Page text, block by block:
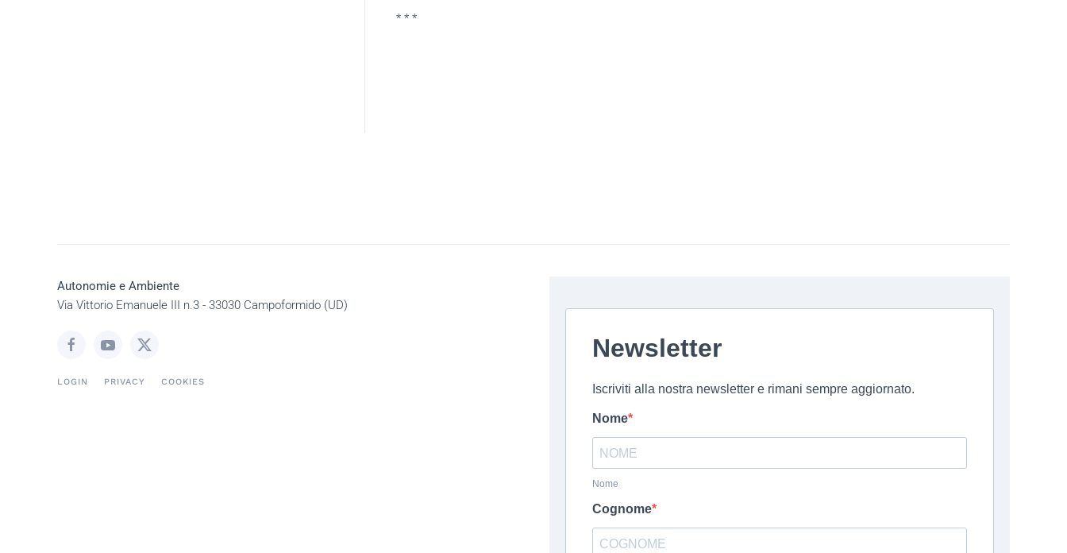
* * *
Autonomie e Ambiente
Via Vittorio Emanuele III n.3 - 33030 Campoformido (UD)
LOGIN PRIVACY COOKIES